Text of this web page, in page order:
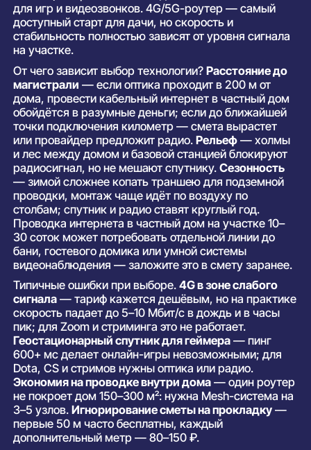
для игр и видеозвонков. 4G/5G-роутер — самый
доступный старт для дачи, но скорость и
стабильность полностью зависят от уровня сигнала
на участке.
От чего зависит выбор технологии?Расстояние до
магистрали — если оптика проходит в 200 м от
дома, провести кабельный интернет в частный дом
обойдётся в разумные деньги; если до ближайшей
точки подключения километр — смета вырастет
или провайдер предложит радио.Рельеф — холмы
и лес между домом и базовой станцией блокируют
радиосигнал, но не мешают спутнику.Сезонность
— зимой сложнее копать траншею для подземной
проводки, монтаж чаще идёт по воздуху по
столбам; спутник и радио ставят круглый год.
Проводка интернета в частный дом на участке 10–
30 соток может потребовать отдельной линии до
бани, гостевого домика или умной системы
видеонаблюдения — заложите это в смету заранее.
Типичные ошибки при выборе.4G в зоне слабого
сигнала — тариф кажется дешёвым, но на практике
скорость падает до 5–10 Мбит/с в дождь и в часы
пик; для Zoom и стриминга это не работает.
Геостационарный спутник для геймера — пинг
600+ мс делает онлайн-игры невозможными; для
Dota, CS и стримов нужны оптика или радио.
Экономия на проводке внутри дома — один роутер
не покроет дом 150–300 м²: нужна Mesh-система на
3–5 узлов.Игнорирование сметы на прокладку —
первые 50 м часто бесплатны, каждый
дополнительный метр — 80–150 ₽.